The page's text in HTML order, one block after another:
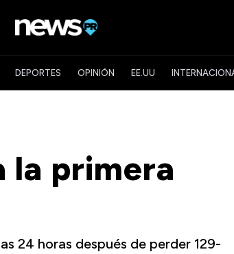
DEPORTES OPINIÓN EE.UU
la primera
24 horas después de perder 129-